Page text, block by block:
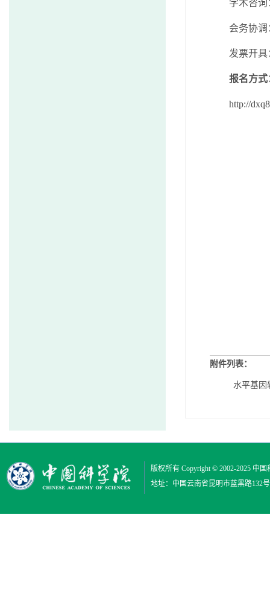
学术咨
会务协
发票开
报名方式
http://
附件列表：
水平基因
版权所有 Copyright © 2002-2025 中国
地址：中国云南省昆明市蓝黑路